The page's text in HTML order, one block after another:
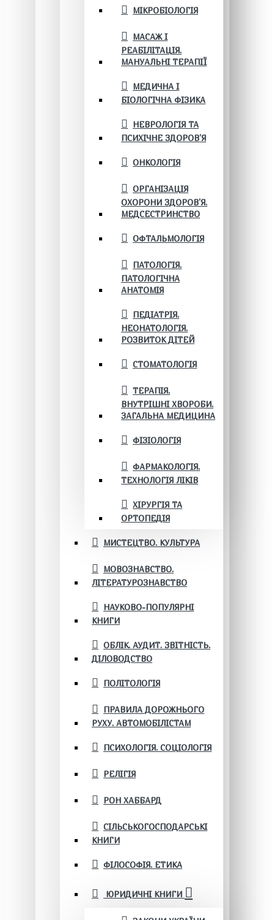
МІКРОБІОЛОГІЯ
МАСАЖ І
РЕАБІЛІТАЦІЯ.
МАНУАЛЬНІ ТЕРАПІЇ
МЕДИЧНА І
БІОЛОГІЧНА ФІЗИКА
НЕВРОЛОГІЯ ТА
ПСИХІЧНЕ ЗДОРОВ’Я
ОНКОЛОГІЯ
ОРГАНІЗАЦІЯ
ОХОРОНИ ЗДОРОВ'Я.
МЕДСЕСТРИНСТВО
ОФТАЛЬМОЛОГІЯ
ПАТОЛОГІЯ.
ПАТОЛОГІЧНА
АНАТОМІЯ
ПЕДІАТРІЯ.
НЕОНАТОЛОГІЯ.
РОЗВИТОК ДІТЕЙ
СТОМАТОЛОГІЯ
ТЕРАПІЯ.
ВНУТРІШНІ ХВОРОБИ.
ЗАГАЛЬНА МЕДИЦИНА
ФІЗІОЛОГІЯ
ФАРМАКОЛОГІЯ.
ТЕХНОЛОГІЯ ЛІКІВ
ХІРУРГІЯ ТА
ОРТОПЕДІЯ
МИСТЕЦТВО. КУЛЬТУРА
МОВОЗНАВСТВО.
ЛІТЕРАТУРОЗНАВСТВО
НАУКОВО-ПОПУЛЯРНІ
КНИГИ
ОБЛІК. АУДИТ. ЗВІТНІСТЬ.
ДІЛОВОДСТВО
ПОЛІТОЛОГІЯ
ПРАВИЛА ДОРОЖНЬОГО
РУХУ. АВТОМОБІЛІСТАМ
ПСИХОЛОГІЯ. СОЦІОЛОГІЯ
РЕЛІГІЯ
РОН ХАББАРД
СІЛЬСЬКОГОСПОДАРСЬКІ
КНИГИ
ФІЛОСОФІЯ. ЕТИКА
ЮРИДИЧНІ КНИГИ